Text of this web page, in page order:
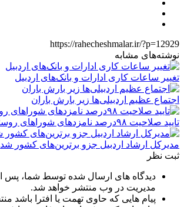
https://rahecheshmalar.ir/?p=12929
نوشته‌های مشابه
تغییر ساعات کاری ادارات و بانک‌های اردبیل
اجتماع عظیم اردبیلی‌ها زیر بارش باران
تایید صلاحیت ۹۸درصد نامزدهای شوراهای روستای اردبیل
مدیرکل ارشاد اردبیل جزو برترین‌های کشور شد
ثبت نظر
دیدگاه های ارسال شده توسط شما، پس
مدیریت در وب منتشر خواهد شد.
پیام هایی که حاوی تهمت یا افترا باشد